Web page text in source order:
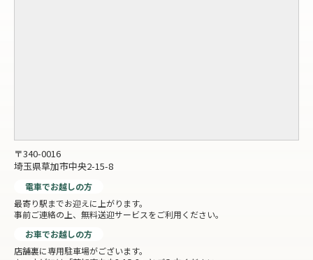
〒340-0016
埼玉県草加市中央2-15-8
電車でお越しの方
最寄り駅までお迎えに上がります。
事前ご連絡の上、無料送迎サービスをご利用ください。
お車でお越しの方
店舗裏に専用駐車場がございます。